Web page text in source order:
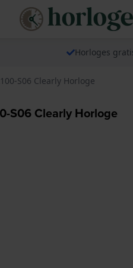
Horloges
S06 Clearly Horloge
S06 Clearly Horloge